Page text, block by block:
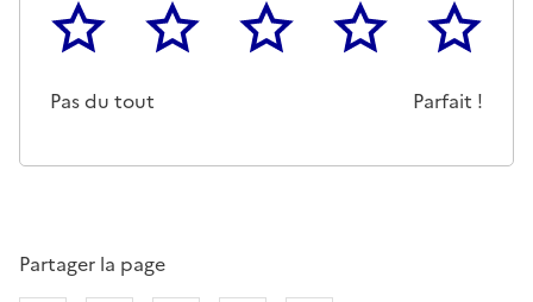
1
Pas du tout
2 3 4 5
Parfait !
Partager la page